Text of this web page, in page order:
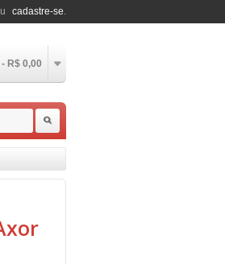
cadastre-se.
R$ 0,00